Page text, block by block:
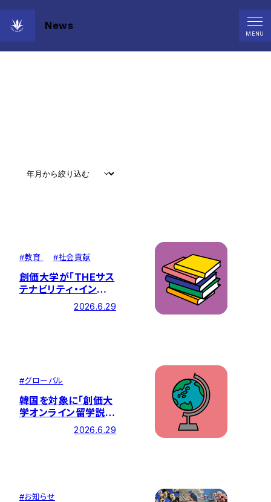
News
MENU
News
#教育 #社会貢献
創価大学が「THEサス
テナビリティ・インパク
ト・レーティング
2026」の「SDG４：質
2026.6.29
#グローバル
韓国を対象に「創価大
学オンライン留学説明
会」を開催しました
2026.6.29
#お知らせ